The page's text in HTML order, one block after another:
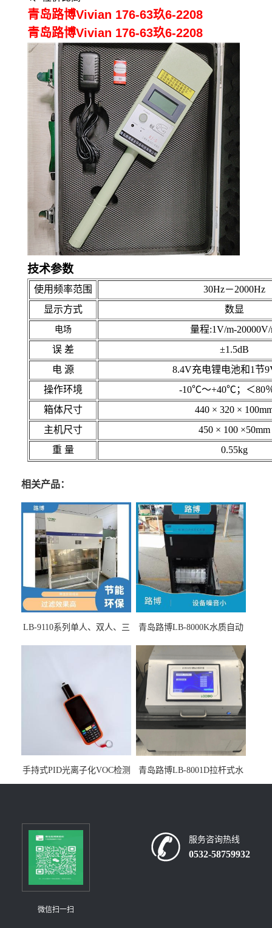
青岛路博Vivian 176-63玖6-2208
青岛路博Vivian 176-63玖6-2208
技术参数
使用频率范围
30Hz－2000Hz
显示方式
数显
电场
量程:1V/m-
误 差
±1.5dB
电 源
8.4V充电锂电池和1节
操作环境
-10℃～+40℃；＜80
箱体尺寸
440 × 320 ×
主机尺寸
450 × 100 ×50mm
重 量
0.55kg
相关产品：
LB-9110系列单人、双人、三
青岛路博LB-8000K水质自动
手持式PID光离子化VOC检测
仪（挥发性有机物设备）
青岛路博LB-8001D拉杆式水
质采样器
微信扫一扫
服务咨询热线
0532-58759932